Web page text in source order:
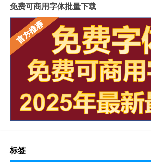
免费可商用字体批量下载
标签